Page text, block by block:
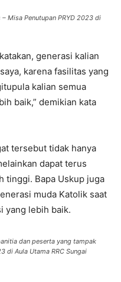
Misa Penutupan PRYD 2023 di
generasi kalian
karena fasilitas yang
kalian semua
baik,” demikian kata
tersebut tidak hanya
dapat terus
tinggi. Bapa Uskup juga
muda Katolik saat
yang lebih baik.
dan peserta yang tampak
di Aula Utama RRC Sungai